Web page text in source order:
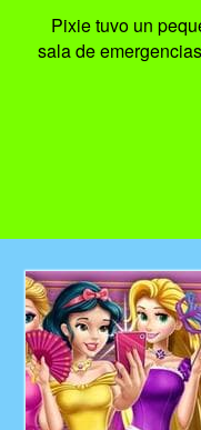
Pixie tuvo un
sala de